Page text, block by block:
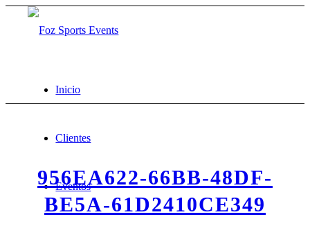
Inicio
Clientes
Eventos
956EA622-66BB-48DF-
BE5A-61D2410CE349